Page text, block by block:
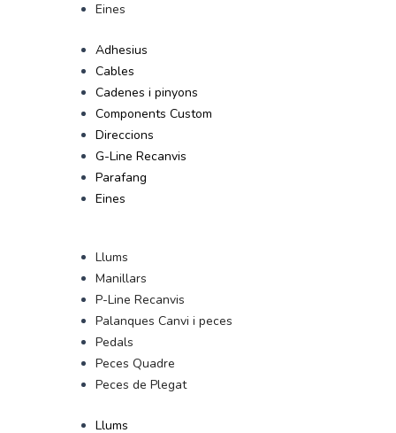
Eines
Adhesius
Cables
Cadenes i pinyons
Components Custom
Direccions
G-Line Recanvis
Parafang
Eines
Llums
Manillars
P-Line Recanvis
Palanques Canvi i peces
Pedals
Peces Quadre
Peces de Plegat
Llums